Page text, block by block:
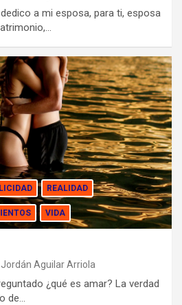
a mi esposa, para ti, esposa
REALIDAD
VIDA
Aguilar Arriola
¿qué es amar? La verdad
de…